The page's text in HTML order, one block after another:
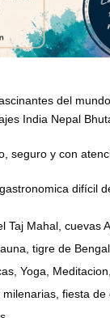
del
India Nepal
seguro y con
difícil
Taj Mahal, cuevas
tigre de
Yoga,
fiesta